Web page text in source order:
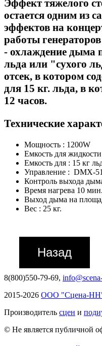
Эффект тяжелого
остается одним из
эффектов на
работы
- охлаждение дыма
льда или "сухого
отсек, в котором
для 15 кг. льда, в
12 часов.
Технические
Мощность : 1200W
Емкость для
Емкость для : 15 кг
Управление : DMX-
Контроль выхода
Время нагрева 10 мин.
Выход дыма на
Вес : 25 кг.
8(800)550-79-69,
2015-2026 ООО "Сцена-
Производитель сцен и
© Не является публичной